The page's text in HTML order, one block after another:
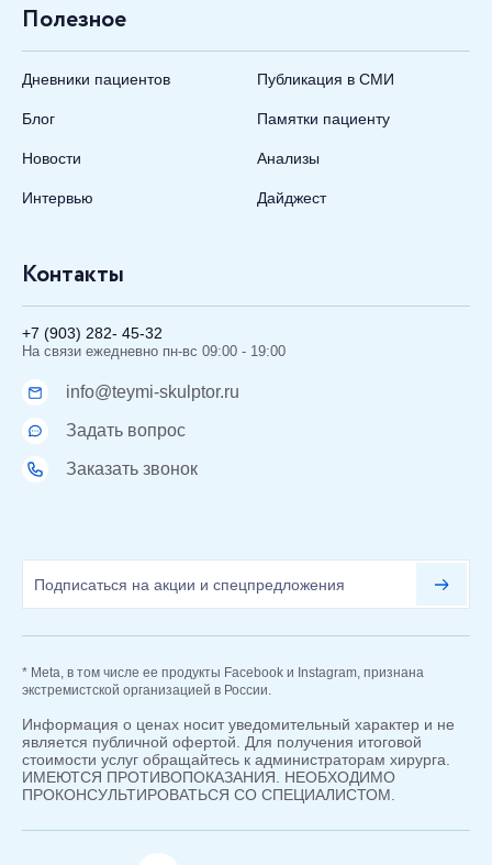
Полезное
Дневники пациентов
Блог
Новости
Интервью
Публикация в СМИ
Памятки пациенту
Анализы
Дайджест
Контакты
+7 (903) 282- 45-32
На связи ежедневно пн-вс 09:00 - 19:00
info@teymi-skulptor.ru
Задать вопрос
Заказать звонок
* Meta, в том числе ее продукты Facebook и Instagram, признана
экстремистской организацией в России.
Информация о ценах носит уведомительный характер и не
является публичной офертой. Для получения итоговой
стоимости услуг обращайтесь к администраторам хирурга.
ИМЕЮТСЯ ПРОТИВОПОКАЗАНИЯ. НЕОБХОДИМО
ПРОКОНСУЛЬТИРОВАТЬСЯ СО СПЕЦИАЛИСТОМ.